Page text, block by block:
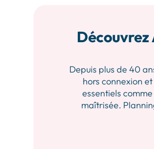
Découvrez
Depuis plus de 40
hors connexion
essentiels
maîtrisée.